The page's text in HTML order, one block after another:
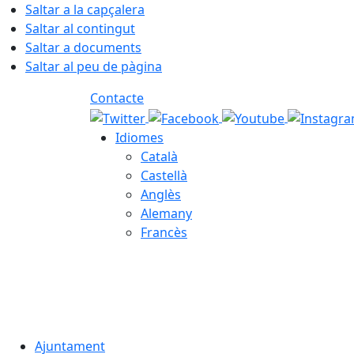
Saltar a la capçalera
Saltar al contingut
Saltar a documents
Saltar al peu de pàgina
Contacte
Idiomes
Català
Castellà
Anglès
Alemany
Francès
Ajuntament